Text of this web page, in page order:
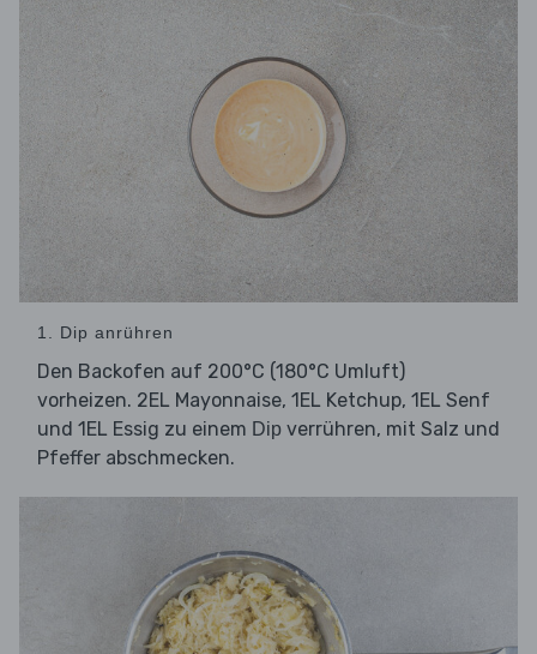
1. Dip anrühren
Den Backofen auf 200°C (180°C Umluft)
vorheizen. 2EL Mayonnaise, 1EL Ketchup, 1EL Senf
und 1EL Essig zu einem Dip verrühren, mit Salz und
Pfeffer abschmecken.